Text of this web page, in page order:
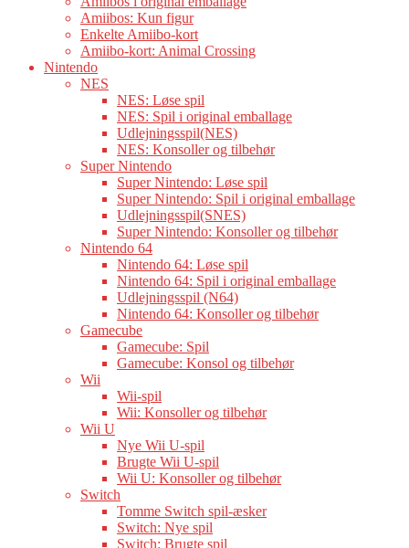
Amiibos: Kun figur
Enkelte Amiibo-kort
Amiibo-kort: Animal Crossing
Nintendo
NES
NES: Løse spil
NES: Spil i original emballage
Udlejningsspil(NES)
NES: Konsoller og tilbehør
Super Nintendo
Super Nintendo: Løse spil
Super Nintendo: Spil i original emballage
Udlejningsspil(SNES)
Super Nintendo: Konsoller og tilbehør
Nintendo 64
Nintendo 64: Løse spil
Nintendo 64: Spil i original emballage
Udlejningsspil (N64)
Nintendo 64: Konsoller og tilbehør
Gamecube
Gamecube: Spil
Gamecube: Konsol og tilbehør
Wii
Wii-spil
Wii: Konsoller og tilbehør
Wii U
Nye Wii U-spil
Brugte Wii U-spil
Wii U: Konsoller og tilbehør
Switch
Tomme Switch spil-æsker
Switch: Nye spil
Switch: Brugte spil